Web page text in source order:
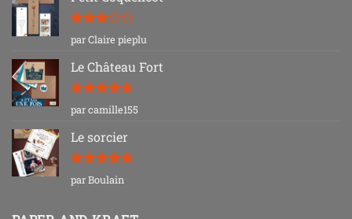
Note3
sur 5
par Claire pieplu
Le Château Fort
Note5sur
5
par camille155
Le sorcier
Note5sur
5
par Boulain